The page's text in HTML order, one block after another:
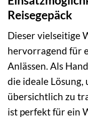
Reisegepäck
Dieser vielseitige
hervorragend für
Anlässen. Als
die ideale
übersichtlich zu
ist perfekt für ein